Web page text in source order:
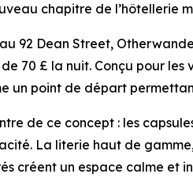
chapitre de l’hôtellerie
92 Dean Street,
70 £ la nuit. Conçu pour les
un point de départ
de ce concept : les
La literie haut de
créent un espace calme et